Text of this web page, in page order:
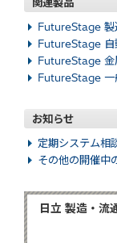
FutureStage 製
FutureStage 自
FutureStage 金
FutureStage 一
お知らせ
定期システム
その他の開催中
日立 製造・流